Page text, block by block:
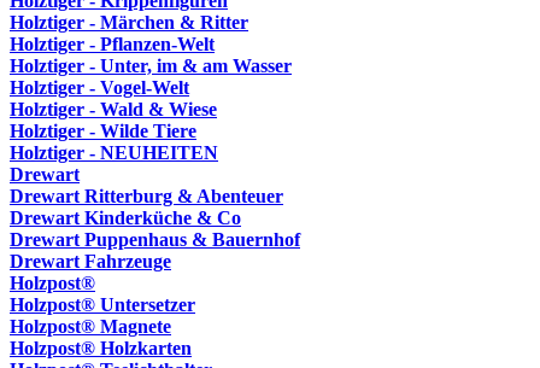
Holztiger - Märchen & Ritter
Holztiger - Pflanzen-Welt
Holztiger - Unter, im & am Wasser
Holztiger - Vogel-Welt
Holztiger - Wald & Wiese
Holztiger - Wilde Tiere
Holztiger - NEUHEITEN
Drewart
Drewart Ritterburg & Abenteuer
Drewart Kinderküche & Co
Drewart Puppenhaus & Bauernhof
Drewart Fahrzeuge
Holzpost®
Holzpost® Untersetzer
Holzpost® Magnete
Holzpost® Holzkarten